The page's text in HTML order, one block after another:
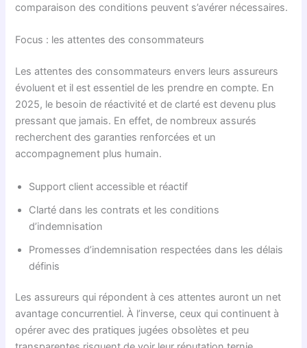
comparaison des conditions peuvent s’avérer nécessaires.
Focus : les attentes des consommateurs
Les attentes des consommateurs envers leurs assureurs
évoluent et il est essentiel de les prendre en compte. En
2025, le besoin de réactivité et de clarté est devenu plus
pressant que jamais. En effet, de nombreux assurés
recherchent des garanties renforcées et un
accompagnement plus humain.
Support client accessible et réactif
Clarté dans les contrats et les conditions
d’indemnisation
Promesses d’indemnisation respectées dans les délais
définis
Les assureurs qui répondent à ces attentes auront un net
avantage concurrentiel. À l’inverse, ceux qui continuent à
opérer avec des pratiques jugées obsolètes et peu